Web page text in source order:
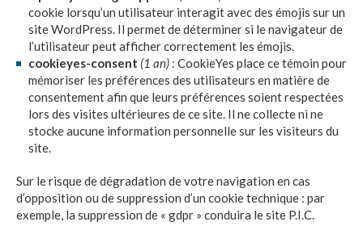
cookie lorsqu’un utilisateur interagit avec des émojis sur un
site WordPress. Il permet de déterminer si le navigateur de
l’utilisateur peut afficher correctement les émojis.
cookieyes-consent (1 an) : CookieYes place ce témoin pour
mémoriser les préférences des utilisateurs en matière de
consentement afin que leurs préférences soient respectées
lors des visites ultérieures de ce site. Il ne collecte ni ne
stocke aucune information personnelle sur les visiteurs du
site.
Sur le risque de dégradation de votre navigation en cas
d’opposition ou de suppression d’un cookie technique : par
exemple, la suppression de « gdpr » conduira le site P.I.C.